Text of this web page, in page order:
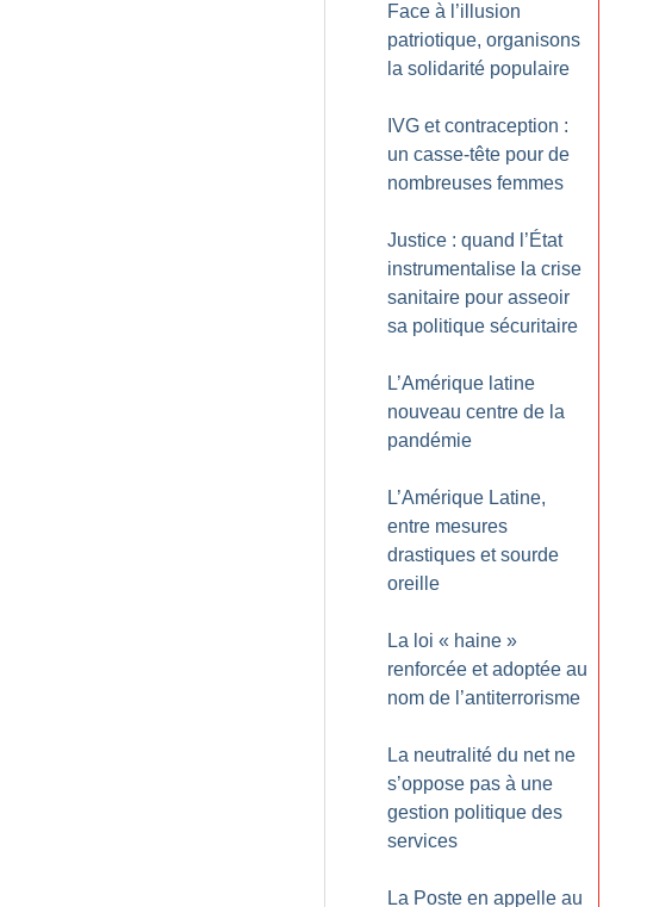
Face à l’illusion
patriotique, organisons
la solidarité populaire
IVG et contraception :
un casse-tête pour de
nombreuses femmes
Justice : quand l’État
instrumentalise la crise
sanitaire pour asseoir
sa politique sécuritaire
L’Amérique latine
nouveau centre de la
pandémie
L’Amérique Latine,
entre mesures
drastiques et sourde
oreille
La loi « haine »
renforcée et adoptée au
nom de l’antiterrorisme
La neutralité du net ne
s’oppose pas à une
gestion politique des
services
La Poste en appelle au